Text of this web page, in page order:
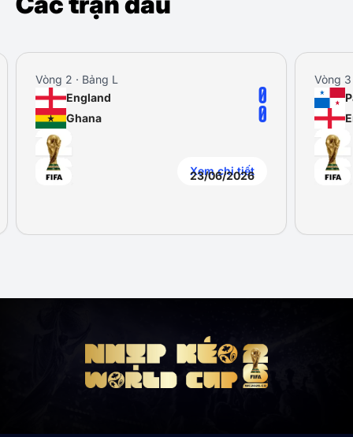
Vòng 2 · Bảng L
23/06/2026
England
Ghana
0
0
Xem chi tiết
Vòng 3